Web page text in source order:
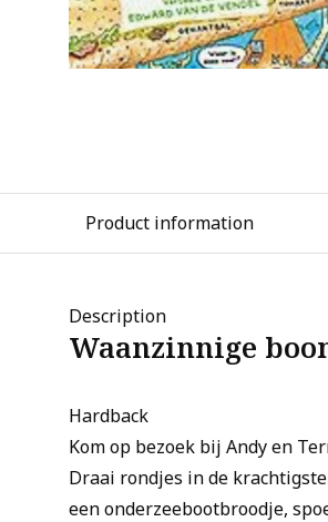
Product information
Description
Waanzinnige
Hardback
Kom op bezoek bij Andy en
Draai rondjes in de
een onderzeebootbroodje,